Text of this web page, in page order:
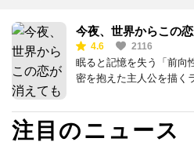
今夜、世界からこの
4.6 2116
眠ると記憶を失う「前向
密を抱えた主人公を描く
注目のニュース